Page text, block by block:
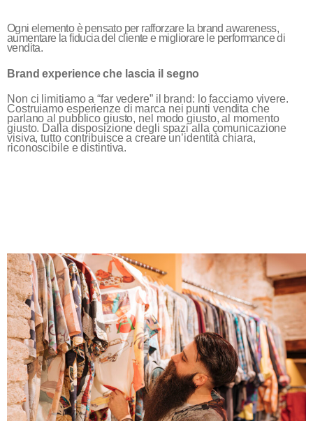
Ogni elemento è pensato per rafforzare la brand awareness,
aumentare la fiducia del cliente e migliorare le performance di
vendita.
Brand experience che lascia il segno
Non ci limitiamo a “far vedere” il brand: lo facciamo vivere.
Costruiamo esperienze di marca nei punti vendita che
parlano al pubblico giusto, nel modo giusto, al momento
giusto. Dalla disposizione degli spazi alla comunicazione
visiva, tutto contribuisce a creare un’identità chiara,
riconoscibile e distintiva.